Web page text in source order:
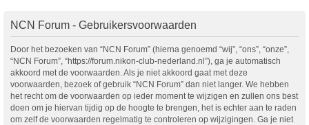
NCN Forum - Gebruikersvoorwaarden
Door het bezoeken van “NCN Forum” (hierna genoemd “wij”, “ons”, “onze”,
“NCN Forum”, “https://forum.nikon-club-nederland.nl”), ga je automatisch
akkoord met de voorwaarden. Als je niet akkoord gaat met deze
voorwaarden, bezoek of gebruik “NCN Forum” dan niet langer. We hebben
het recht om de voorwaarden op ieder moment te wijzigen en zullen ons best
doen om je hiervan tijdig op de hoogte te brengen, het is echter aan te raden
om zelf de voorwaarden regelmatig te controleren op wijzigingen. Ga je niet